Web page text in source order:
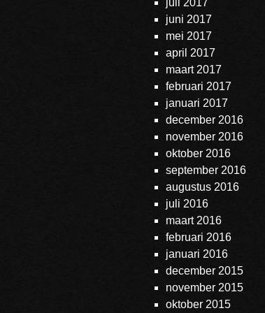
juli 2017
juni 2017
mei 2017
april 2017
maart 2017
februari 2017
januari 2017
december 2016
november 2016
oktober 2016
september 2016
augustus 2016
juli 2016
maart 2016
februari 2016
januari 2016
december 2015
november 2015
oktober 2015